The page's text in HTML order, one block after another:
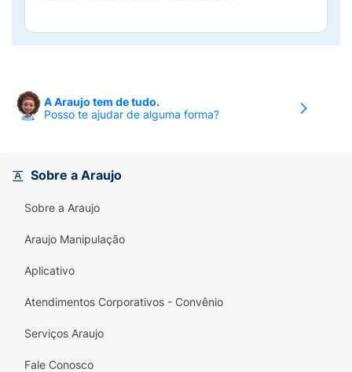
A Araujo tem de tudo.
Posso te ajudar de alguma forma?
Sobre a Araujo
Sobre a Araujo
Araujo Manipulação
Aplicativo
Atendimentos Corporativos - Convênio
Serviços Araujo
Fale Conosco